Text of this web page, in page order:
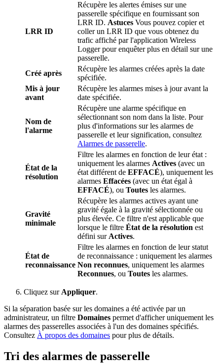
LRR ID
Récupère les alertes émises sur une
passerelle spécifique en fournissant son
LRR ID. Astuces Vous pouvez copier et
coller un LRR ID que vous obtenez du
trafic affiché par l'application Wireless
Logger pour enquêter plus en détail sur une
passerelle.
Créé après
Récupère les alarmes créées après la date
spécifiée.
Mis à jour
avant
Récupère les alarmes mises à jour avant la
date spécifiée.
Nom de
l'alarme
Récupère une alarme spécifique en
sélectionnant son nom dans la liste. Pour
plus d'informations sur les alarmes de
passerelle et leur signification, consultez
Alarmes de passerelle.
État de la
résolution
Filtre les alarmes en fonction de leur état :
uniquement les alarmes Actives (avec un
état différent de EFFACÉ), uniquement les
alarmes Effacées (avec un état égal à
EFFACÉ), ou Toutes les alarmes.
Gravité
minimale
Récupère les alarmes actives ayant une
gravité égale à la gravité sélectionnée ou
plus élevée. Ce filtre n'est applicable que
lorsque le filtre État de la résolution est
défini surActives.
État de
reconnaissance
Filtre les alarmes en fonction de leur statut
de reconnaissance : uniquement les alarmes
Non reconnues, uniquement les alarmes
Reconnues, ou Toutes les alarmes.
Cliquez surAppliquer.
Si la séparation basée sur les domaines a été activée par un
administrateur, un filtre Domaines permet d'afficher uniquement les
alarmes des passerelles associées à l'un des domaines spécifiés.
Consultez À propos des domaines pour plus de détails.
Tri des alarmes de passerelle